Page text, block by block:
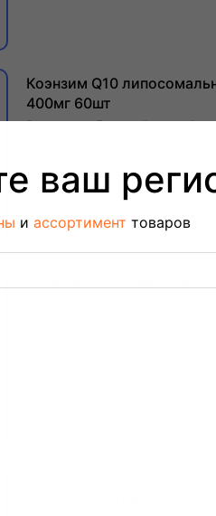
Коэнзим Q10
400мг 60шт
Длинный срок
Страна производства
L-карнитин 450мг Будь
Альфа-липоевая
ваш
и ассортимент товаров